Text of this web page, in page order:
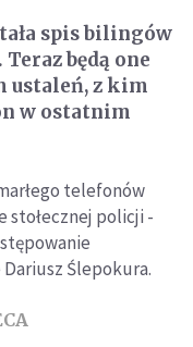
spis bilingów
będą one
ustaleń, z kim
w ostatnim
telefonów
stołecznej policji -
Ślepokura.